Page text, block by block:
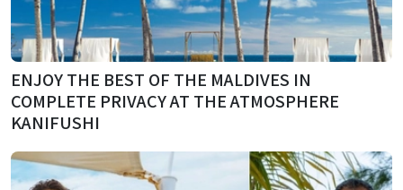
ENJOY THE BEST OF THE MALDIVES IN
COMPLETE PRIVACY AT THE ATMOSPHERE
KANIFUSHI